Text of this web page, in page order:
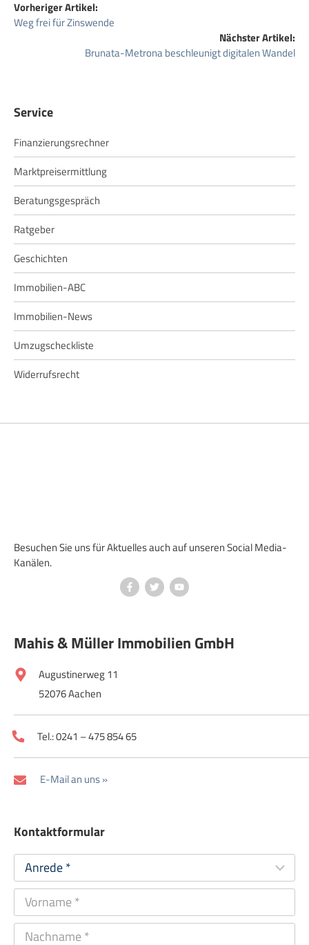
Vorheriger Artikel:
Weg frei für Zinswende
Nächster Artikel:
Brunata-Metrona beschleunigt digitalen Wandel
Service
Finanzierungsrechner
Marktpreisermittlung
Beratungsgespräch
Ratgeber
Geschichten
Immobilien-ABC
Immobilien-News
Umzugscheckliste
Widerrufsrecht
Besuchen Sie uns für Aktuelles auch auf unseren Social Media-
Kanälen.
Mahis & Müller Immobilien GmbH
Augustinerweg 11
52076 Aachen
Tel.: 0241 – 475 854 65
E-Mail an uns »
Kontaktformular